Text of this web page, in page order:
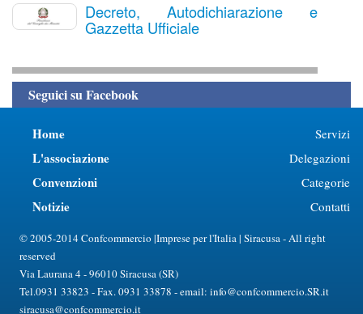
Decreto, Autodichiarazione e
Gazzetta Ufficiale
Seguici su Facebook
Home
L'associazione
Convenzioni
Notizie
Servizi
Delegazioni
Categorie
Contatti
© 2005-2014 Confcommercio |Imprese per l'Italia | Siracusa - All right
reserved
Via Laurana 4 - 96010 Siracusa (SR)
Tel.0931 33823 - Fax. 0931 33878 - email: info@confcommercio.SR.it
siracusa@confcommercio.it